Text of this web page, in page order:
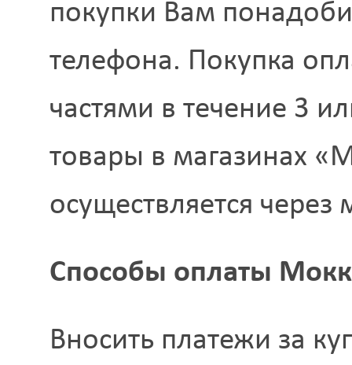
покупки Вам
телефона. Покупка
частями в течение 3
товары в магазинах
осуществляется через
Способы оплаты
Вносить платежи за